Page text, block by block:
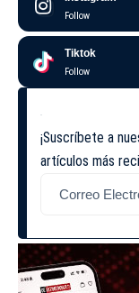
Follow
Tiktok
Follow
¡Suscríbete a
artículos más